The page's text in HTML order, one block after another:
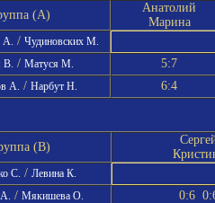
(A)
Анатолий
Марина
А. / Чудиновских М.
В. / Матуся М. 5:7
А. / Нарбут Н. 6:4
(B)
С. / Левина К.
/ Мякишева О. 0:6